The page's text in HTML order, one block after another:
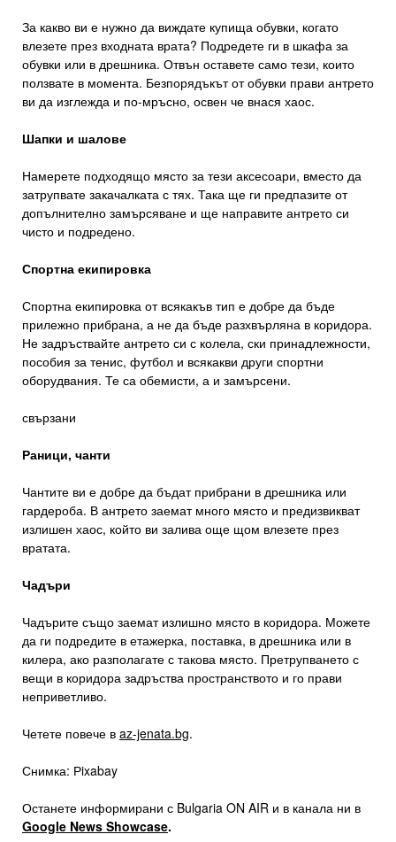
За какво ви е нужно да виждате купища обувки, когато
влезете през входната врата? Подредете ги в шкафа за
обувки или в дрешника. Отвън оставете само тези, които
ползвате в момента. Безпорядъкът от обувки прави антрето
ви да изглежда и по-мръсно, освен че внася хаос.
Шапки и шалове
Намерете подходящо място за тези аксесоари, вместо да
затрупвате закачалката с тях. Така ще ги предпазите от
допълнително замърсяване и ще направите антрето си
чисто и подредено.
Спортна екипировка
Спортна екипировка от всякакъв тип е добре да бъде
прилежно прибрана, а не да бъде разхвърляна в коридора.
Не задръствайте антрето си с колела, ски принадлежности,
пособия за тенис, футбол и всякакви други спортни
оборудвания. Те са обемисти, а и замърсени.
свързани
Раници, чанти
Чантите ви е добре да бъдат прибрани в дрешника или
гардероба. В антрето заемат много място и предизвикват
излишен хаос, който ви залива още щом влезете през
вратата.
Чадъри
Чадърите също заемат излишно място в коридора. Можете
да ги подредите в етажерка, поставка, в дрешника или в
килера, ако разполагате с такова място. Претрупването с
вещи в коридора задръства пространството и го прави
неприветливо.
Четете повече в az-jenata.bg.
Снимка: Рixabay
Останете информирани с Bulgaria ON AIR и в канала ни в
Google News Showcase.